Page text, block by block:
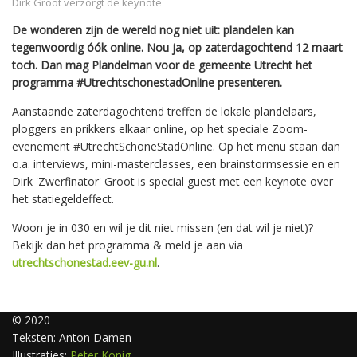
De wonderen zijn de wereld nog niet uit: plandelen kan
tegenwoordig óók online. Nou ja, op zaterdagochtend 12 maart
toch. Dan mag Plandelman voor de gemeente Utrecht het
programma #UtrechtschonestadOnline presenteren.
Aanstaande zaterdagochtend treffen de lokale plandelaars,
ploggers en prikkers elkaar online, op het speciale Zoom-
evenement #UtrechtSchoneStadOnline. Op het menu staan dan
o.a. interviews, mini-masterclasses, een brainstormsessie en en
Dirk 'Zwerfinator' Groot is special guest met een keynote over
het statiegeldeffect.
Woon je in 030 en wil je dit niet missen (en dat wil je niet)?
Bekijk dan het programma & meld je aan via
utrechtschonestad.eev-gu.nl.
© 2020
Teksten: Anton Damen